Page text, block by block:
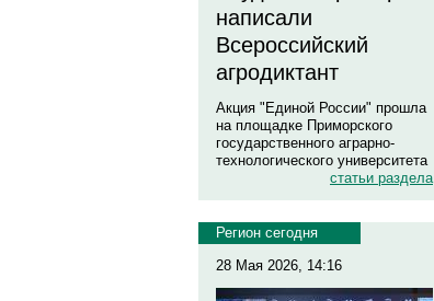
написали
Всероссийский
агродиктант
Акция "Единой России" прошла
на площадке Приморского
государственного аграрно-
технологического университета
статьи раздела
Регион сегодня
28 Мая 2026, 14:16